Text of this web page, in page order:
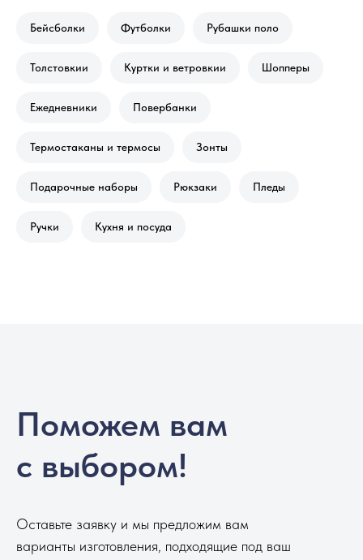
Бейсболки Футболки Рубашки поло
Толстовкии Куртки и ветровкии Шопперы
Ежедневники Повербанки
Термостаканы и термосы Зонты
Подарочные наборы Рюкзаки Пледы
Ручки Кухня и посуда
Поможем вам
с выбором!
Оставьте заявку и мы предложим вам
варианты изготовления, подходящие под ваш